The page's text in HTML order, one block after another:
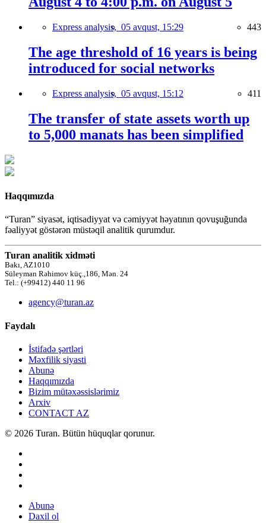
Express analysis, 05 avqust, 15:29 443
The age threshold of 16 years is being
introduced for social networks
Express analysis, 05 avqust, 15:12 411
The transfer of state assets worth up
to 5,000 manats has been simplified
Haqqımızda
“Turan” siyasət, iqtisadiyyat və cəmiyyət həyatının qovuşuğunda
fəaliyyət göstərən müstəqil analitik qurumdur.
Turan analitik xidməti
Bakı, AZ1010
Süleyman Rəhimov küç.,186, Mən. 24
Tel.: (+99412) 440 11 96
agency@turan.az
Faydalı
İstifadə şərtləri
Məxfilik siyasti
Abunə
Haqqımızda
Bizim mütəxəssislərimiz
Arxiv
CONTACT AZ
© 2026 Turan. Bütün hüquqlar qorunur.
Abunə
Daxil ol